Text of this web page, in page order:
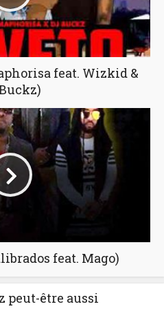
feat. Wizkid &
feat. Mago)
peut-être aussi